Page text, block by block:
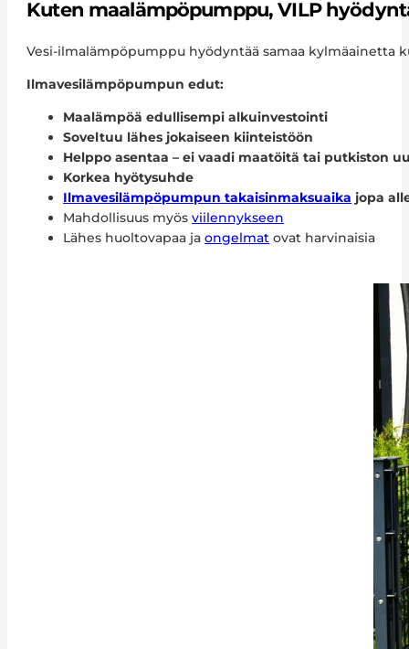
Kuten maalämpöpumppu, VILP
Vesi-ilmalämpöpumppu hyödyntää samaa
Ilmavesilämpöpumpun edut:
Maalämpöä edullisempi alkuinvestointi
Soveltuu lähes jokaiseen kiinteistöön
Helppo asentaa – ei vaadi maatöitä tai putkiston
Korkea hyötysuhde
Ilmavesilämpöpumpun takaisinmaksuaika jopa
Mahdollisuus myösviilennykseen
Lähes huoltovapaa jaongelmat ovat harvinaisia